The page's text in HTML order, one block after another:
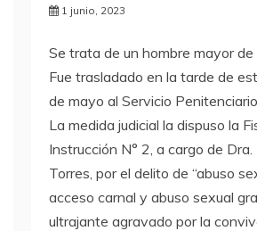
1 junio, 2023
Se trata de un hombre mayor de
Fue trasladado en la tarde de
de mayo al Servicio
La medida judicial la dispuso la
Instrucción N° 2, a cargo de Dra.
Torres, por el delito de “abuso
acceso carnal y abuso sexual
ultrajante agravado por la